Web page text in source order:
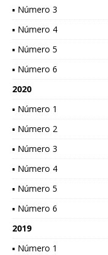
▪ Número 3
▪ Número 4
▪ Número 5
▪ Número 6
2020
▪ Número 1
▪ Número 2
▪ Número 3
▪ Número 4
▪ Número 5
▪ Número 6
2019
▪ Número 1